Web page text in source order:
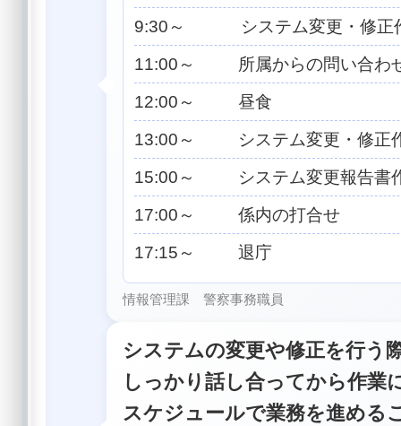
9:30～ システム変更・修正
11:00～ 所属からの問い合わ
12:00～ 昼食
13:00～ システム変更・修正
15:00～ システム変更報告書
17:00～ 係内の打合せ
17:15～ 退庁
情報管理課 警察事務職員
システムの変更や修正を行う
しっかり話し合ってから作業
スケジュールで業務を進める